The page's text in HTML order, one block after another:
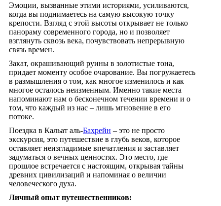
Эмоции, вызванные этими историями, усиливаются,
когда вы поднимаетесь на самую высокую точку
крепости. Взгляд с этой высоты открывает не только
панораму современного города, но и позволяет
взглянуть сквозь века, почувствовать непрерывную
связь времен.
Закат, окрашивающий руины в золотистые тона,
придает моменту особое очарование. Вы погружаетесь
в размышления о том, как многое изменилось и как
многое осталось неизменным. Именно такие места
напоминают нам о бесконечном течении времени и о
том, что каждый из нас – лишь мгновение в его
потоке.
Поездка в Кальат аль-Бахрейн – это не просто
экскурсия, это путешествие в глубь веков, которое
оставляет неизгладимые впечатления и заставляет
задуматься о вечных ценностях. Это место, где
прошлое встречается с настоящим, открывая тайны
древних цивилизаций и напоминая о величии
человеческого духа.
Личный опыт путешественников: